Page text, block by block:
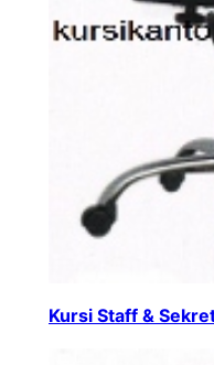
Kursi Staff &